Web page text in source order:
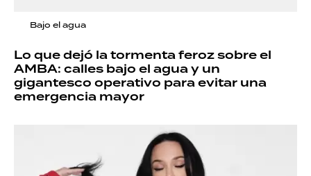
Bajo el agua
Lo que dejó la tormenta feroz sobre el
AMBA: calles bajo el agua y un
gigantesco operativo para evitar una
emergencia mayor